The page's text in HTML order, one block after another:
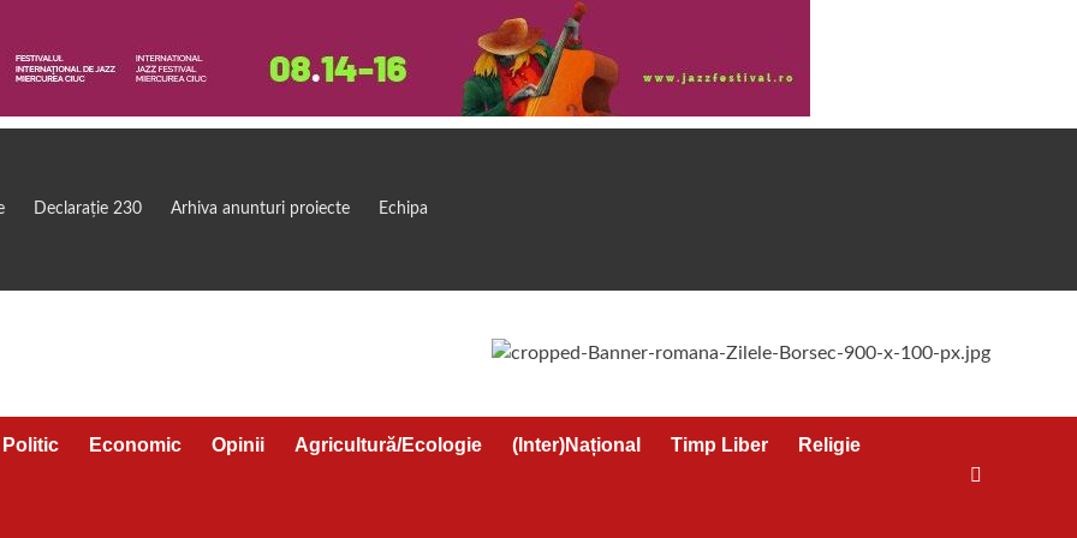
Declarație 230 Arhiva anunturi proiecte Echipa
Politic Economic Opinii Agricultură/Ecologie (Inter)Național Timp Liber Religie